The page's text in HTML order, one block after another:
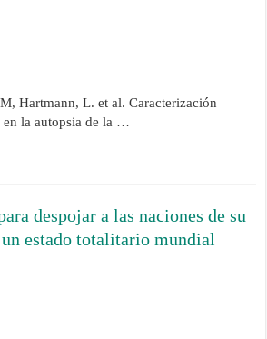
Hartmann, L. et al. Caracterización
en la autopsia de la …
despojar a las naciones de su
estado totalitario mundial